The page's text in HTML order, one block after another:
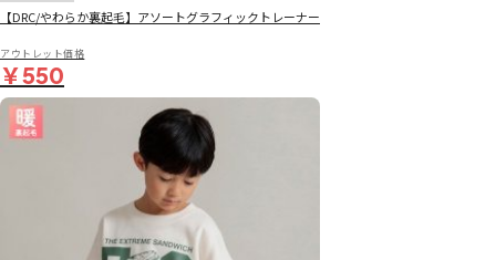
【DRC/やわらか裏起毛】アソートグラフィックトレーナー
アウトレット価格
￥550